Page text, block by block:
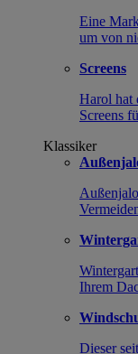
Eine
um von
Screens
Harol hat
Screens
Klassiker
Ihrem
Dieser